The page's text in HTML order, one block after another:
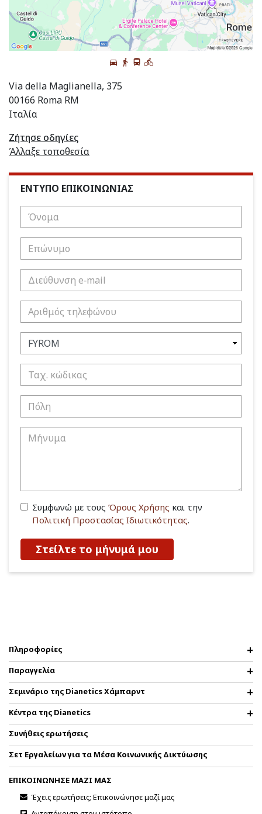
Via della Maglianella, 375
00166 Roma RM
Ιταλία
Ζήτησε οδηγίες
Άλλαξε τοποθεσία
ΕΝΤΥΠΟ ΕΠΙΚΟΙΝΩΝΙΑΣ
Συμφωνώ με τους Όρους Χρήσης και την
Πολιτική Προστασίας Ιδιωτικότητας.
Στείλτε το μήνυμά μου
Πληροφορίες
Παραγγελία
Σεμινάριο της Dianetics Χάμπαρντ
Κέντρα της Dianetics
Συνήθεις ερωτήσεις
Σετ Εργαλείων για τα Μέσα Κοινωνικής Δικτύωσης
ΕΠΙΚΟΙΝΩΝΗΣΕ ΜΑΖΙ ΜΑΣ
Έχεις ερωτήσεις; Επικοινώνησε μαζί μας